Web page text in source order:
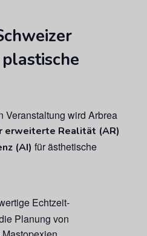
Veranstaltung wird Arbrea
erweiterte Realität (AR)
(AI) für ästhetische
Echtzeit-
Planung von